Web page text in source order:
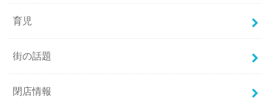
育児
街の話題
閉店情報